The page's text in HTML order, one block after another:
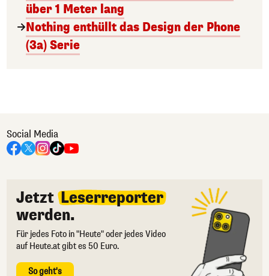
über 1 Meter lang
Nothing enthüllt das Design der Phone
(3a) Serie
Social Media
Jetzt Leserreporter
werden.
Für jedes Foto in "Heute" oder jedes Video
auf Heute.at gibt es 50 Euro.
So geht's